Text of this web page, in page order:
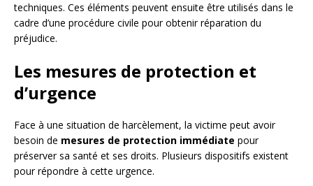
techniques. Ces éléments peuvent ensuite être utilisés dans le
cadre d’une procédure civile pour obtenir réparation du
préjudice.
Les mesures de protection et
d’urgence
Face à une situation de harcèlement, la victime peut avoir
besoin de mesures de protection immédiate pour
préserver sa santé et ses droits. Plusieurs dispositifs existent
pour répondre à cette urgence.